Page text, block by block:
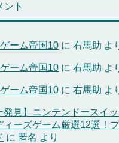
ント
ーム帝国10 に右馬助 よ
ーム帝国10 に右馬助 よ
ーム帝国10 に右馬助 よ
発見】ニンテンドースイ
ィーズゲーム厳選12選！
に 匿名 より